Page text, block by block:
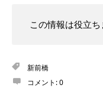
この情報は役立ち
新前橋
コメント:0